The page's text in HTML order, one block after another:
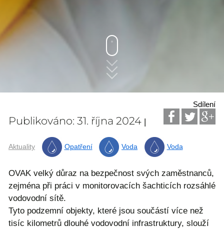
Sdílení
Publikováno: 31. října 2024 |
Aktuality Opatření Voda Voda
OVAK velký důraz na bezpečnost svých zaměstnanců,
zejména při práci v monitorovacích šachticích rozsáhlé
vodovodní sítě.
Tyto podzemní objekty, které jsou součástí více než
tisíc kilometrů dlouhé vodovodní infrastruktury, slouží